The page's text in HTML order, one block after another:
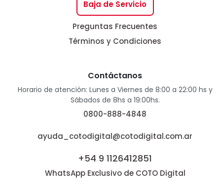
Baja de Servicio
Preguntas Frecuentes
Términos y Condiciones
Contáctanos
Horario de atención: Lunes a Viernes de 8:00 a 22:00 hs y
Sábados de 8hs a 19:00hs.
0800-888-4848
ayuda_cotodigital@cotodigital.com.ar
+54 9 1126412851
WhatsApp Exclusivo de COTO Digital